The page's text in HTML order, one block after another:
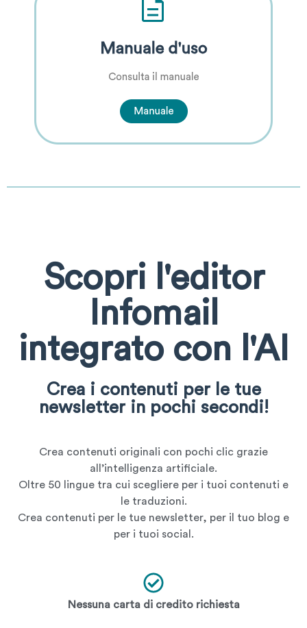
Scopri l'editor
Infomail
integrato con l'AI
Crea i contenuti per le tue
newsletter in pochi secondi!
Crea contenuti originali con pochi clic grazie
all’intelligenza artificiale.
Oltre 50 lingue tra cui scegliere per i tuoi contenuti e
le traduzioni.
Crea contenuti per le tue newsletter, per il tuo blog e
per i tuoi social.
Nessuna carta di credito richiesta